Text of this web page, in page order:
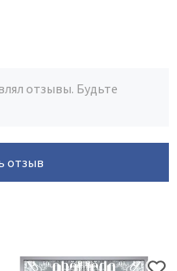
отзывы. Будьте
отзыв